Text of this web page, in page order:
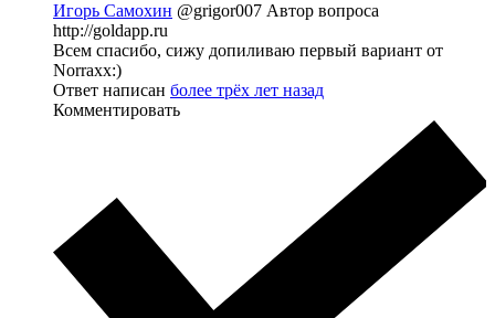
Игорь Самохин @grigor007 Автор вопроса
http://goldapp.ru
Всем спасибо, сижу допиливаю первый вариант от
Norraxx:)
Ответ написан более трёх лет назад
Комментировать